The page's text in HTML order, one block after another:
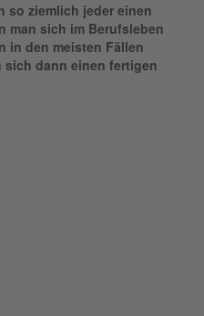
so ziemlich jeder einen
man sich im Berufsleben
in den meisten Fällen
sich dann einen fertigen